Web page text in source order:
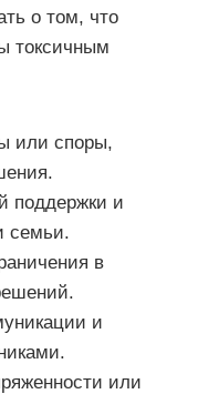
о том, что
токсичным
или споры,
поддержки и
семьи.
в
и
или